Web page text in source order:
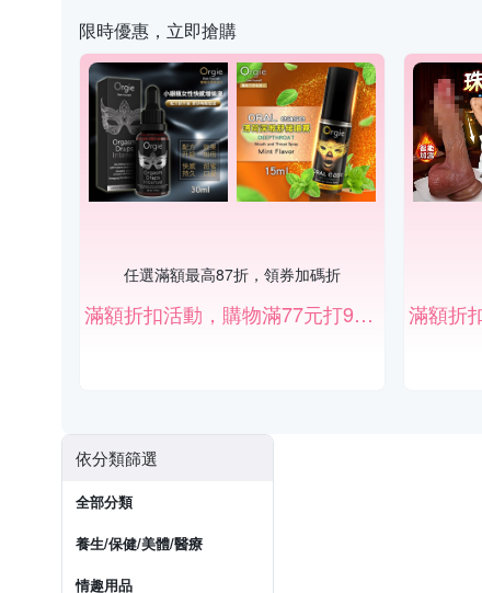
限時優惠，立即搶購
任選滿額最高87折，領券加碼折
滿額折扣活動，購物滿77元打97折、滿777元打87折。（部份商品除外）
依分類篩選
全部分類
養生/保健/美體/醫療
情趣用品